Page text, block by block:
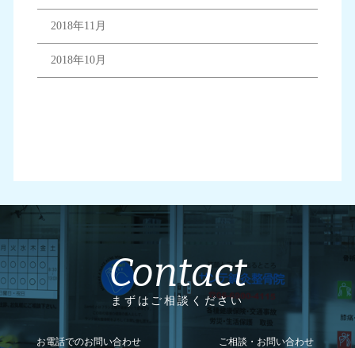
2018年11月
2018年10月
Contact
まずはご相談ください
お電話でのお問い合わせ ご相談・お問い合わせ